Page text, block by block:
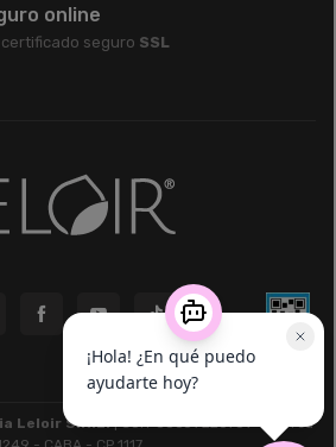
online
seguro SSL
Leloir S.R.L.| CUIT 33609220789 - Larrea